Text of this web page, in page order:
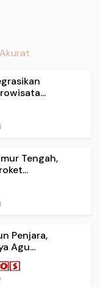
Tengah,
Penjara,
Agu...